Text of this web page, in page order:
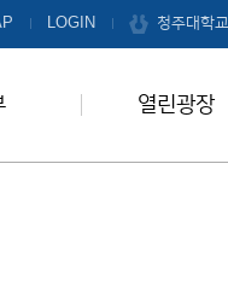
LOGIN 청주대학교
열린광장